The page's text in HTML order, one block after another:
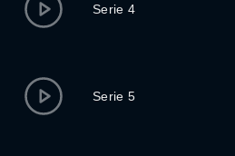
Serie 4
Serie 5